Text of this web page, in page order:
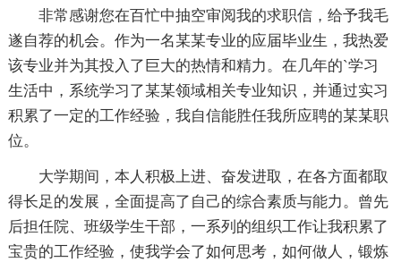
非常感谢您在百忙中抽空审阅我的求职信，给予我毛
遂自荐的机会。作为一名某某专业的应届毕业生，我热爱
该专业并为其投入了巨大的热情和精力。在几年的`学习
生活中，系统学习了某某领域相关专业知识，并通过实习
积累了一定的工作经验，我自信能胜任我所应聘的某某职
位。
大学期间，本人积极上进、奋发进取，在各方面都取
得长足的发展，全面提高了自己的综合素质与能力。曾先
后担任院、班级学生干部，一系列的组织工作让我积累了
宝贵的工作经验，使我学会了如何思考，如何做人，锻炼